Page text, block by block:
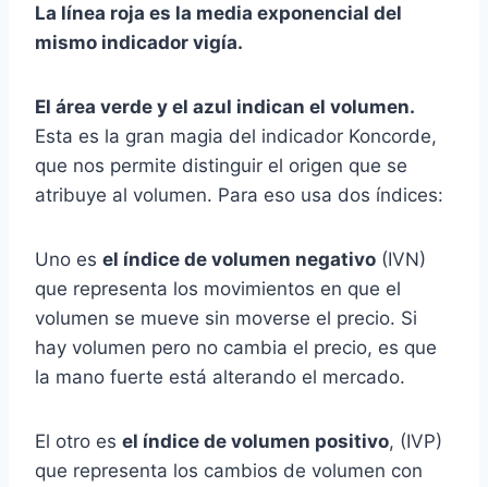
La línea roja es la media exponencial del
mismo indicador vigía.
El área verde y el azul indican el volumen.
Esta es la gran magia del indicador Koncorde,
que nos permite distinguir el origen que se
atribuye al volumen. Para eso usa dos índices:
Uno es el índice de volumen negativo (IVN)
que representa los movimientos en que el
volumen se mueve sin moverse el precio. Si
hay volumen pero no cambia el precio, es que
la mano fuerte está alterando el mercado.
El otro es el índice de volumen positivo, (IVP)
que representa los cambios de volumen con